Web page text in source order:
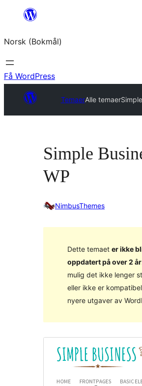
Hopp
innhold
Norsk (Bokmål)
Få WordPress
TemaerAlle temaer
Simple
WP
NimbusThemes
Dette temaet er ikke
oppdatert på over 2 år
mulig det ikke lenger
eller ikke er
nyere utgaver av